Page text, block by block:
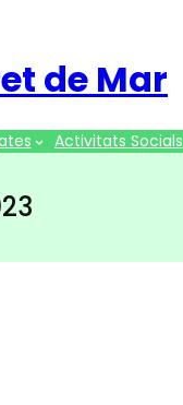
de Mar
Activitats Socials